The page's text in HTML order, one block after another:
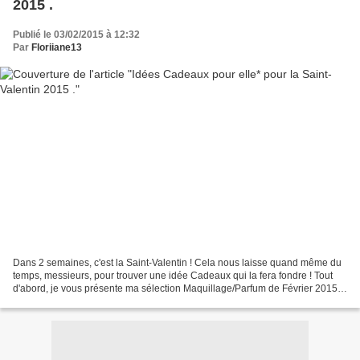
2015 .
Publié le 03/02/2015 à 12:32
Par Floriiane13
Dans 2 semaines, c'est la Saint-Valentin ! Cela nous laisse quand même du
temps, messieurs, pour trouver une idée Cadeaux qui la fera fondre ! Tout
d'abord, je vous présente ma sélection Maquillage/Parfum de Février 2015 .